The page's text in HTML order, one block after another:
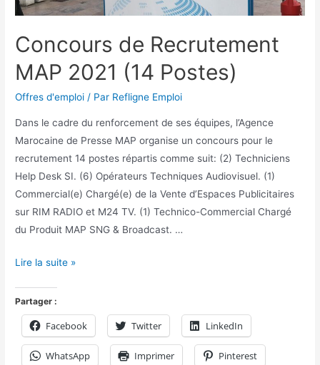
Concours de Recrutement
MAP 2021 (14 Postes)
Offres d'emploi / Par Refligne Emploi
Dans le cadre du renforcement de ses équipes, l’Agence
Marocaine de Presse MAP organise un concours pour le
recrutement 14 postes répartis comme suit: (2) Techniciens
Help Desk SI. (6) Opérateurs Techniques Audiovisuel. (1)
Commercial(e) Chargé(e) de la Vente d’Espaces Publicitaires
sur RIM RADIO et M24 TV. (1) Technico-Commercial Chargé
du Produit MAP SNG & Broadcast. …
Lire la suite »
Partager :
Facebook Twitter LinkedIn
WhatsApp Imprimer Pinterest